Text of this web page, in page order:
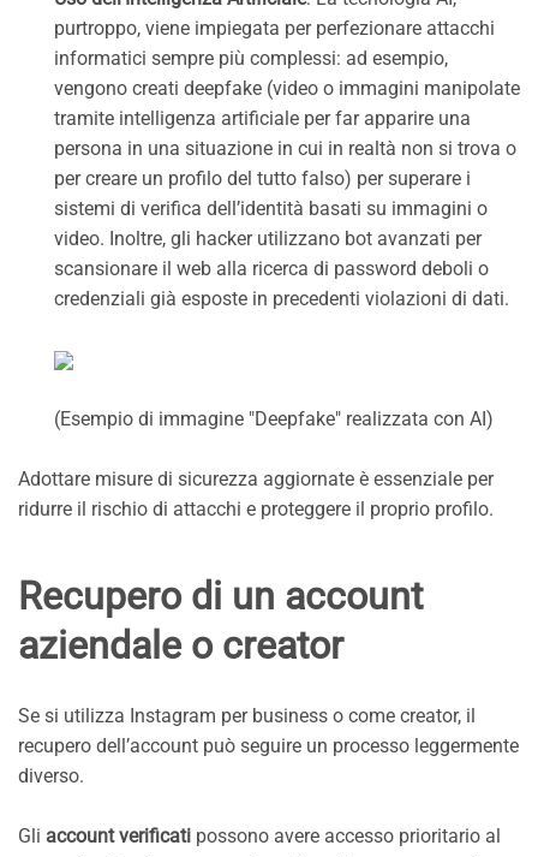
purtroppo, viene impiegata per perfezionare attacchi
informatici sempre più complessi: ad esempio,
vengono creati deepfake (video o immagini manipolate
tramite intelligenza artificiale per far apparire una
persona in una situazione in cui in realtà non si trova o
per creare un profilo del tutto falso) per superare i
sistemi di verifica dell’identità basati su immagini o
video. Inoltre, gli hacker utilizzano bot avanzati per
scansionare il web alla ricerca di password deboli o
credenziali già esposte in precedenti violazioni di dati.
(Esempio di immagine "Deepfake" realizzata con AI)
Adottare misure di sicurezza aggiornate è essenziale per
ridurre il rischio di attacchi e proteggere il proprio profilo.
Recupero di un account
aziendale o creator
Se si utilizza Instagram per business o come creator, il
recupero dell’account può seguire un processo leggermente
diverso.
Gli account verificati possono avere accesso prioritario al